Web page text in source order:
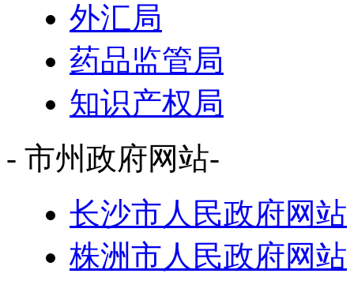
外汇局
药品监管局
知识产权局
- 市州政府网站-
长沙市人民政府网站
株洲市人民政府网站